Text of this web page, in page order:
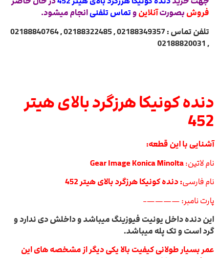
فروش بصورتآنلاین و تماس تلفنیانجام میشود.
تلفن تماس : 02188349357 , 02188322485 , 02188840764
, 02188820031
دنده کونیکا هرزگرد بالای هیتر
452
آشنایی با این قطعه:
نام لاتین:
نام فارسی: دنده کونیکا هرزگرد بالای هیتر 452
پارت نامبر: ————-
این دنده داخل یونیت فیوزینگ میباشد و داخلش دی ندارد و
گرد است و تک پله میباشد.
عمر بسیار طولانی کیفیت بالا یکی دیگر از مشخصه های این